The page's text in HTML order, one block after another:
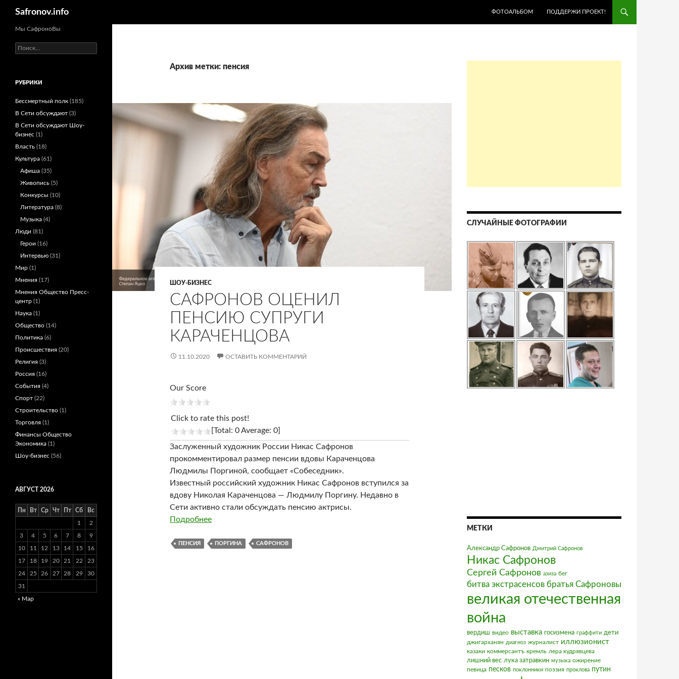
Safronov.info
ФОТОАЛЬБОМ
ПОДДЕРЖИ ПРОЕКТ!
Архив метки: пенсия
ШОУ-БИЗНЕС
САФРОНОВ ОЦЕНИЛ
ПЕНСИЮ СУПРУГИ
КАРАЧЕНЦОВА
11.10.2020 ОСТАВИТЬ КОММЕНТАРИЙ
Our Score
Click to rate this post!
[Total: 0 Average: 0]
Заслуженный художник России Никас Сафронов
прокомментировал размер пенсии вдовы Караченцова
Людмилы Поргиной, сообщает «Собеседник».
Известный российский художник Никас Сафронов вступился за
вдову Николая Караченцова — Людмилу Поргину. Недавно в
Сети активно стали обсуждать пенсию актрисы.
Подробнее
ПЕНСИЯ ПОРГИНА САФРОНОВ
СЛУЧАЙНЫЕ ФОТОГРАФИИ
МЕТКИ
Александр Сафронов Дмитрий Сафронов
Никас Сафронов
Сергей Сафронов азиза бег
битва экстрасенсов братья Сафроновы
великая отечественная
война
вердиш видео выставка госизмена граффити дети
джигарханян диагноз журналист иллюзионист
казаки коммерсантъ кремль лера кудрявцева
лишний вес лука затравкин музыка ожирение
певица песков поклонники поэзия проклова путин
Мы СафроноВы
Найти:
РУБРИКИ
Бессмертный полк (185)
В Сети обсуждают (3)
В Сети обсуждают Шоу-
бизнес (1)
Власть (18)
Культура (61)
Афиша (35)
Живопись (5)
Конкурсы (10)
Литература (8)
Музыка (4)
Люди (81)
Герои (16)
Интервью (31)
Мир (1)
Мнения (17)
Мнения Общество Пресс-
центр (1)
Наука (1)
Общество (14)
Политика (6)
Происшествия (20)
Религия (3)
Россия (16)
События (4)
Спорт (22)
Строительство (1)
Торговля (1)
Финансы Общество
Экономика (1)
Шоу-бизнес (56)
АВГУСТ 2026
Пн Вт Ср Чт Пт Сб Вс
1 2
3 4 5 6 7 8 9
10 11 12 13 14 15 16
17 18 19 20 21 22 23
24 25 26 27 28 29 30
31
« Мар